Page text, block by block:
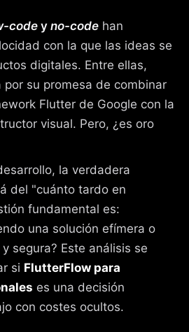
elementos). Sin embargo,
el estado es complejo,
entre múltiples pantallas.
de código a medida con
como Riverpod o Bloc brilla por
userProvider =
>>((ref) {
codey no-code han
con la que las ideas se
digitales. Entre ellas,
su promesa de combinar
Flutter de Google con la
visual. Pero, ¿es oro
la verdadera
del "cuánto tardo en
fundamental es:
una solución efímera o
segura? Este análisis se
si FlutterFlow para
es una decisión
con costes ocultos.